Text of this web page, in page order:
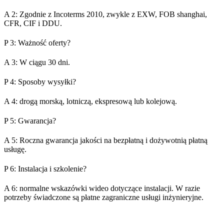
A 2: Zgodnie z Incoterms 2010, zwykle z EXW, FOB shanghai,
CFR, CIF i DDU.
P 3: Ważność oferty?
A 3: W ciągu 30 dni.
P 4: Sposoby wysyłki?
A 4: drogą morską, lotniczą, ekspresową lub kolejową.
P 5: Gwarancja?
A 5: Roczna gwarancja jakości na bezpłatną i dożywotnią płatną
usługę.
P 6: Instalacja i szkolenie?
A 6: normalne wskazówki wideo dotyczące instalacji. W razie
potrzeby świadczone są płatne zagraniczne usługi inżynieryjne.